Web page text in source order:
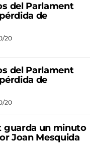
del Parlament
de
20
del Parlament
de
20
guarda un minuto
Joan Mesquida